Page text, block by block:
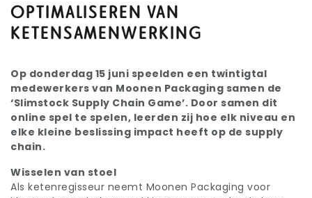
OPTIMALISEREN VAN
KETENSAMENWERKING
Op donderdag 15 juni speelden een twintigtal
medewerkers van Moonen Packaging samen de
‘Slimstock Supply Chain Game’. Door samen dit
online spel te spelen, leerden zij hoe elk niveau en
elke kleine beslissing impact heeft op de supply
chain.
Wisselen van stoel
Als ketenregisseur neemt Moonen Packaging voor